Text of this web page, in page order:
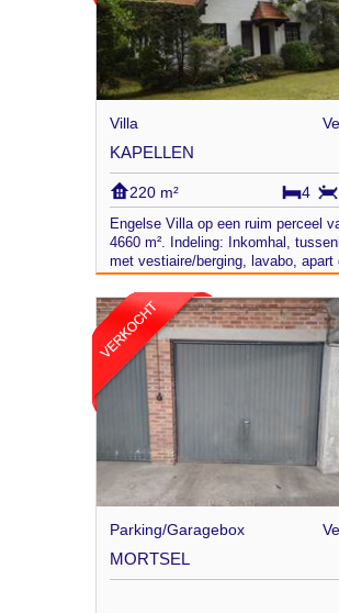
Villa
KAPELLEN
220 m² 4
Engelse Villa op een ruim perceel
4660 m². Indeling: Inkomhal,
met vestiaire/berging, lavabo, apart
Parking/Garagebox
MORTSEL